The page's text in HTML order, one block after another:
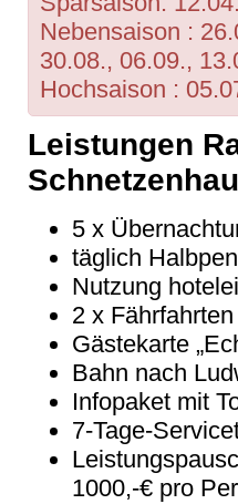
Nebensaison :
30.08., 06.09.,
Hochsaison :
Leistungen
5 x
täglich
Nutzung
2 x
Gästekarte
Bahn nach
Infopaket mit
7-Tage-
1000,-€ pro